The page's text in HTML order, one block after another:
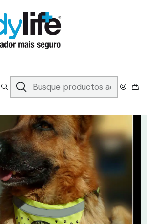
AOS SOCORRISTAS ACEDER
AOS SEUS DADOS ATRAVÉS DE UM QR CODE
Saber mais